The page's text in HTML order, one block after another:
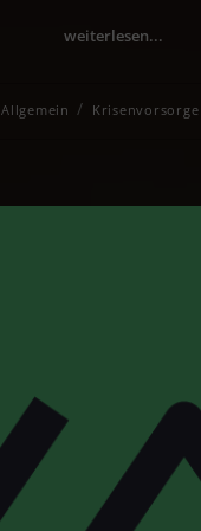
weiterlesen...
Allgemein / Krisenvorsorge